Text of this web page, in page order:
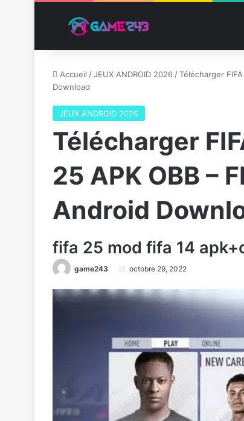
Accueil /JEUX ANDROID 2026 /Télécharger
Download
JEUX ANDROID 2026
Télécharger
25 APK OBB –
Android
fifa 25 mod fifa 14
game243 octobre 29, 2022